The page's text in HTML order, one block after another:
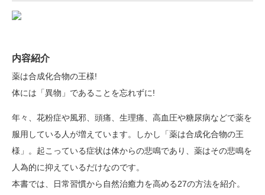
内容紹介
薬は合成化合物の王様!
体には「異物」であることを忘れずに!
年々、花粉症や風邪、頭痛、生理痛、高血圧や糖尿病などで薬を
服用している人が増えています。しかし「薬は合成化合物の王
様」。起こっている症状は体からの悲鳴であり、薬はその悲鳴を
人為的に抑えているだけなのです。
本書では、日常習慣から自然治癒力を高める27の方法を紹介。